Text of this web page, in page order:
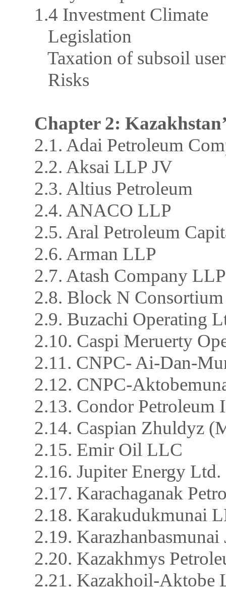
1.4 Investment Climate
Legislation
Taxation of subsoil
Risks
Chapter 2:
2.1. Adai Petroleum
2.2. Aksai LLP JV
2.3. Altius Petroleum
2.4. ANACO LLP
2.5. Aral Petroleum
2.6. Arman LLP
2.7. Atash Company LLP
2.8. Block N Consortium
2.9. Buzachi Operating
2.10. Caspi Meruerty
2.11. CNPC- Ai-Dan-
2.12. CNPC-
2.13. Condor Petroleum
2.14. Caspian Zhuldyz
2.15. Emir Oil LLC
2.16. Jupiter Energy Ltd.
2.17. Karachaganak
2.18. Karakudukmunai
2.19.
2.20. Kazakhmys
2.21. Kazakhoil-Aktobe